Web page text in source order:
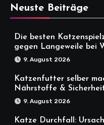
Neuste Beiträge
Die besten
gegen Langeweile bei
9. August 2026
Katzenfutter selber
Nährstoffe &
9. August 2026
Katze Durchfall: